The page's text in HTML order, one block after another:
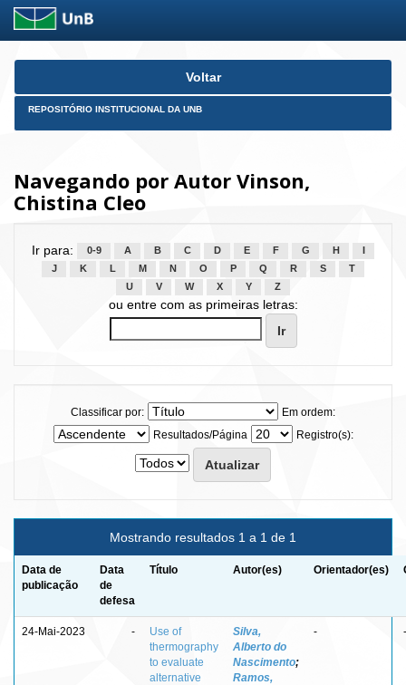
Skip
Voltar
REPOSITÓRIO INSTITUCIONAL DA UNB
Navegando por Autor Vinson,
Chistina Cleo
Ir para: 0-9 A B C D E F G H
J
K L M N O P Q R S
T
U
V W X Y Z
ou entre com as primeiras letras:
Classificar por:
Em ordem:
Resultados/Página
Registro(s):
Mostrando resultados 1 a 1 de 1
Data de
publicação
Data
de
defesa
Título Autor(es) Orientador(es)
24-Mai-2023 -
Use of
thermography
to evaluate
alternative
Silva,
Alberto do
Nascimento;
Ramos,
- -